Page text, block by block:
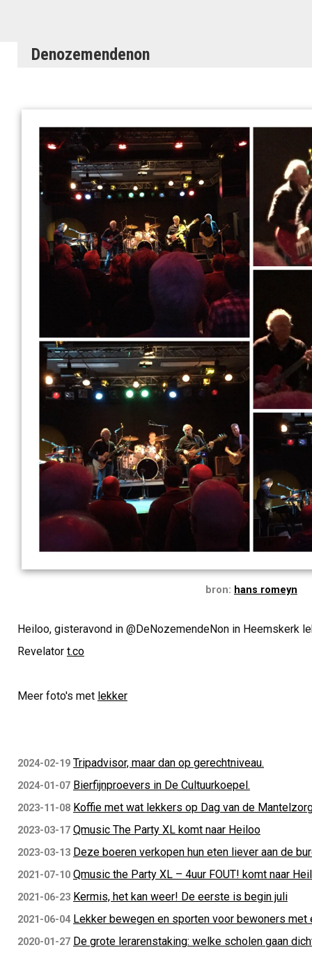
Denozemendenon
bron: hans romeyn
Heiloo, gisteravond in @DeNozemendeNon in Heemskerk
Revelator t.co
Meer foto's met lekker
2024-02-19 Tripadvisor, maar dan op gerechtniveau.
2024-01-07 Bierfijnproevers in De Cultuurkoepel.
2023-11-08 Koffie met wat lekkers op Dag van de
2023-03-17 Qmusic The Party XL komt naar Heiloo
2023-03-13 Deze boeren verkopen hun eten liever aan de
2021-07-10 Qmusic the Party XL – 4uur FOUT! komt naar
2021-06-23 Kermis, het kan weer! De eerste is begin juli
2021-06-04 Lekker bewegen en sporten voor bewoners met
2020-01-27 De grote lerarenstaking: welke scholen gaan